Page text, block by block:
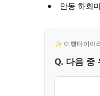
안동 하회
✨ 여행다이어
Q. 다음 중